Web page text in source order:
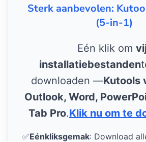
Sterk aanbevolen:
(5-in-1)
Eén klik om
installatiebestanden
downloaden —Kutools
Outlook, Word,
Tab Pro.Klik nu om te
✅Eénkliksgemak: Download